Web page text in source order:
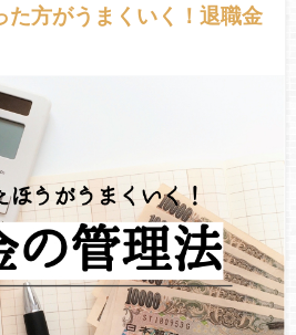
た方がうまくいく！退職金